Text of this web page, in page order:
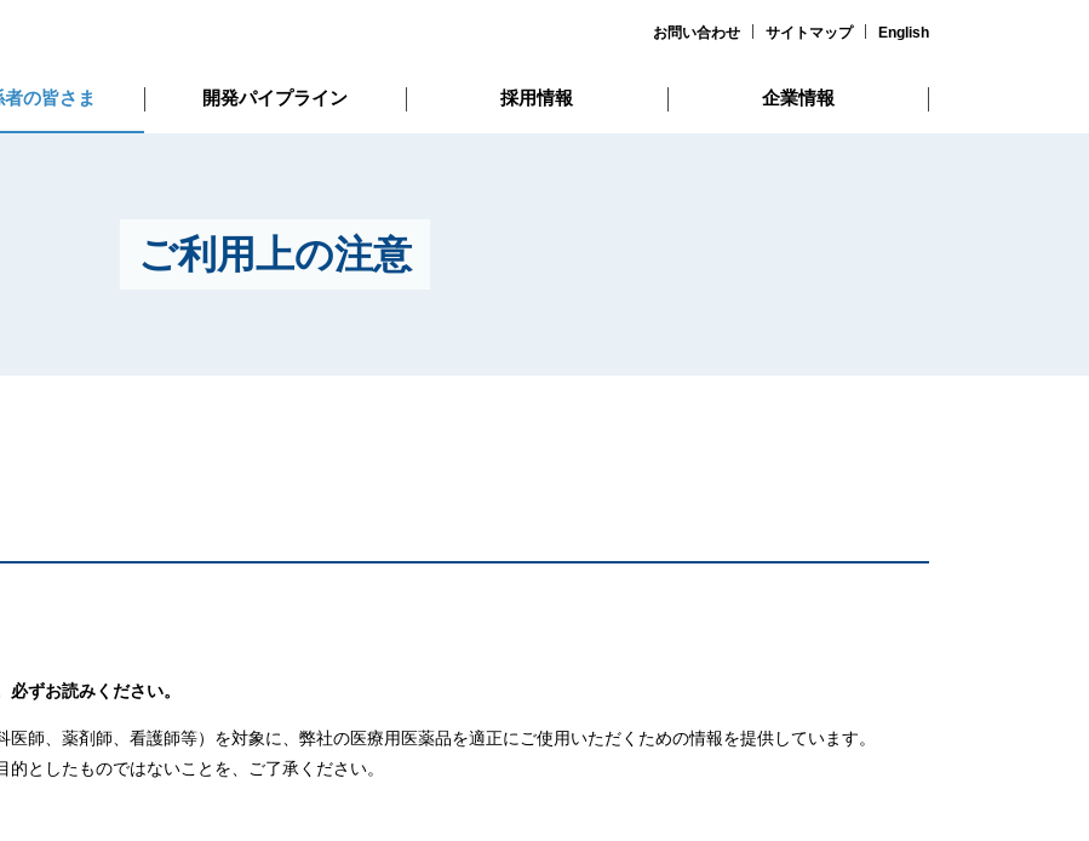
お問い合わせ サイトマップ English
の皆さま 開発パイプライン 採用情報 企業情報
ご利用上の注意
ずお読みください。
師、薬剤師、看護師等）を対象に、弊社の医療用医薬品を適正にご使用いただくための情報を提供しています。
としたものではないことを、ご了承ください。